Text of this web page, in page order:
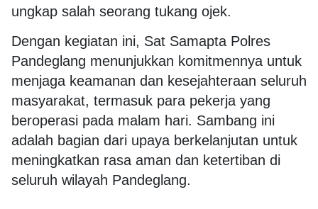
ungkap salah seorang tukang ojek.
Dengan kegiatan ini, Sat Samapta Polres
Pandeglang menunjukkan komitmennya untuk
menjaga keamanan dan kesejahteraan seluruh
masyarakat, termasuk para pekerja yang
beroperasi pada malam hari. Sambang ini
adalah bagian dari upaya berkelanjutan untuk
meningkatkan rasa aman dan ketertiban di
seluruh wilayah Pandeglang.